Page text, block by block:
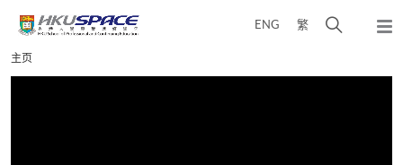
content
ENG 繁
弹
Main
content
主页